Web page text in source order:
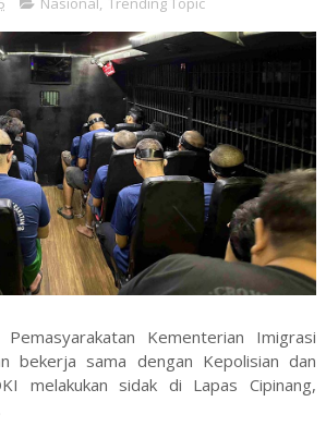
Kementerian Imigrasi
bekerja sama dengan Kepolisian dan
melakukan sidak di Lapas Cipinang,